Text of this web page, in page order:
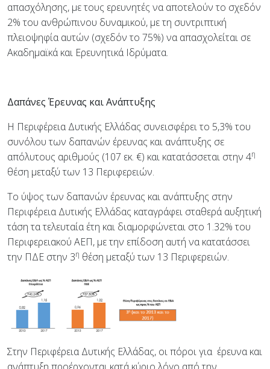
απασχόλησης, με τους ερευνητές να αποτελούν το σχεδόν
2% του ανθρώπινου δυναμικού, με τη συντριπτική
πλειοψηφία αυτών (σχεδόν το 75%) να απασχολείται σε
Ακαδημαϊκά και Ερευνητικά Ιδρύματα.
Δαπάνες Έρευνας και Ανάπτυξης
Η Περιφέρεια Δυτικής Ελλάδας συνεισφέρει το 5,3% του
συνόλου των δαπανών έρευνας και ανάπτυξης σε
απόλυτους αριθμούς (107 εκ. €) και κατατάσσεται στην 4η
θέση μεταξύ των 13 Περιφερειών.
Το ύψος των δαπανών έρευνας και ανάπτυξης στην
Περιφέρεια Δυτικής Ελλάδας καταγράφει σταθερά αυξητική
τάση τα τελευταία έτη και διαμορφώνεται στο 1.32% του
Περιφερειακού ΑΕΠ, με την επίδοση αυτή να κατατάσσει
την ΠΔΕ στην 3η θέση μεταξύ των 13 Περιφερειών.
Στην Περιφέρεια Δυτικής Ελλάδας, οι πόροι για έρευνα και